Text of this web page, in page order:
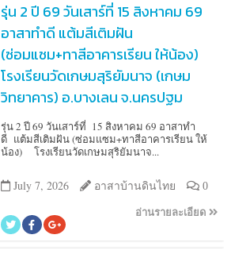
รุ่น 2 ปี 69 วันเสาร์ที่ 15 สิงหาคม 69
อาสาทำดี แต้มสีเติมฝัน
(ซ่อมแซม+ทาสีอาคารเรียน ให้น้อง)
โรงเรียนวัดเกษมสุริยัมนาจ (เกษม
วิทยาคาร) อ.บางเลน จ.นครปฐม
รุ่น 2 ปี 69 วันเสาร์ที่ 15 สิงหาคม 69 อาสาทำ
ดี แต้มสีเติมฝัน (ซ่อมแซม+ทาสีอาคารเรียน ให้
น้อง) โรงเรียนวัดเกษมสุริยัมนาจ...
July 7, 2026 อาสาบ้านดินไทย 0
อ่านรายละเอียด